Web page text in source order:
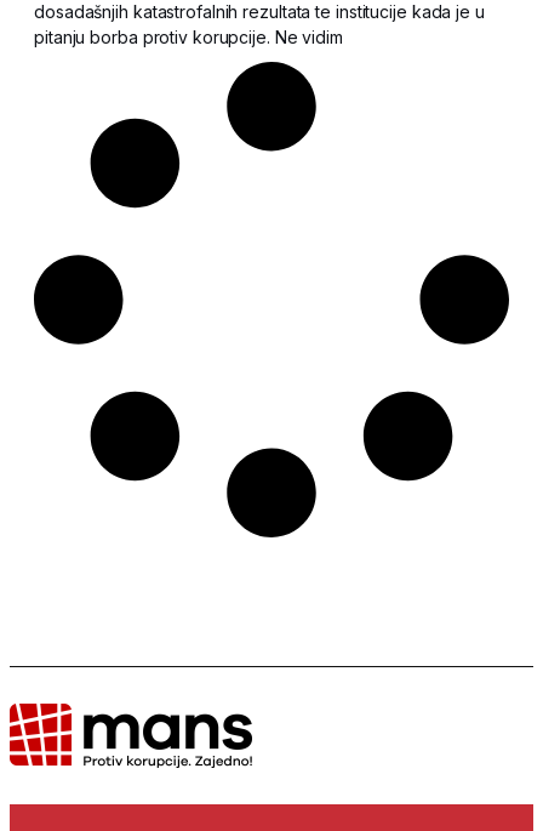
dosadašnjih katastrofalnih rezultata te institucije kada je u
pitanju borba protiv korupcije. Ne vidim